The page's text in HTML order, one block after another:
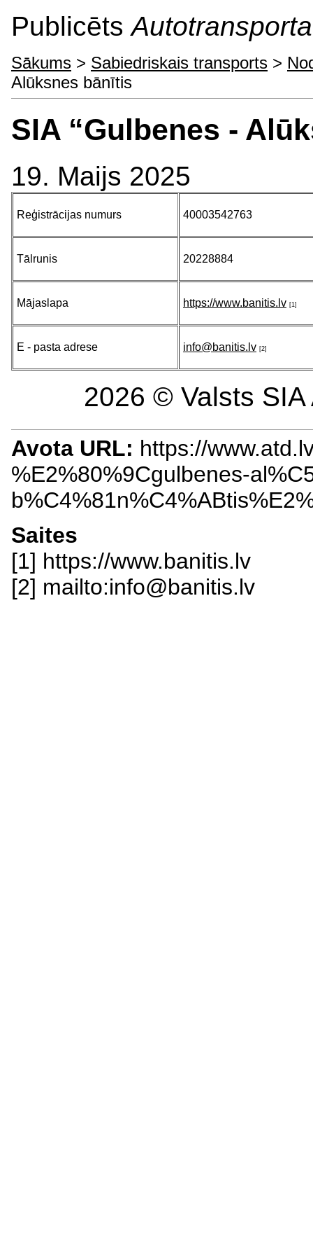
Publicēts
Sākums > Sabiedriskais transports >
Alūksnes bānītis
SIA “Gulbenes -
19. Maijs 2025
Reģistrācijas numurs 40003542763
Tālrunis 20228884
Mājaslapa https://www.banitis.lv [1]
E - pasta adrese info@banitis.lv [2]
2026 © Valsts
Avota URL: https://
%E2%80%9Cgulbenes-
Saites
[1] https://www.banitis.lv
[2] mailto:info@banitis.lv